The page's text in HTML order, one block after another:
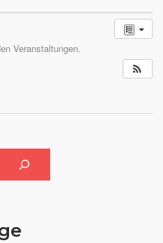
Veranstaltungen.